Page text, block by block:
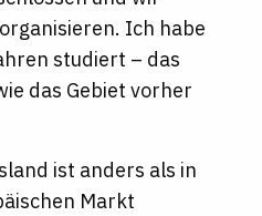
Ich habe
studiert – das
das Gebiet vorher
ist anders als in
Markt